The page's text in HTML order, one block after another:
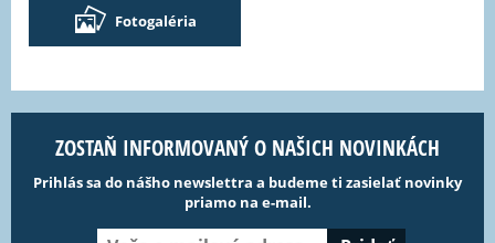
Fotogaléria
ZOSTAŇ INFORMOVANÝ O NAŠICH NOVINKÁCH
Prihlás sa do nášho newslettra a budeme ti zasielať novinky
priamo na e-mail.